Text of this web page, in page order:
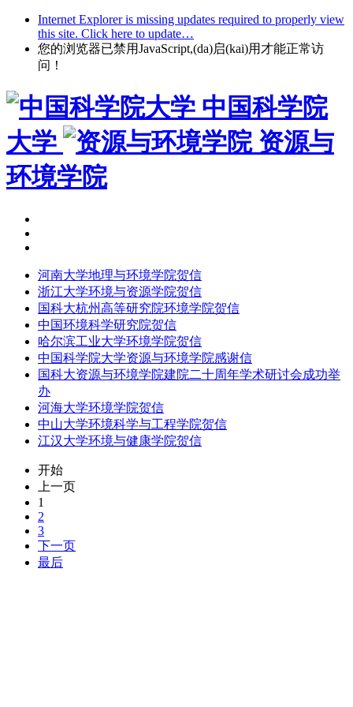
Internet Explorer is missing updates required to properly view
this site. Click here to update…
您的浏览器已禁用JavaScript,(da)启(kai)用才能正常访
问！
中国科学院
大学
资源与
环境学院
河南大学地理与环境学院贺信
浙江大学环境与资源学院贺信
国科大杭州高等研究院环境学院贺信
中国环境科学研究院贺信
哈尔滨工业大学环境学院贺信
中国科学院大学资源与环境学院感谢信
国科大资源与环境学院建院二十周年学术研讨会成功举
办
河海大学环境学院贺信
中山大学环境科学与工程学院贺信
江汉大学环境与健康学院贺信
开始
上一页
1
2
3
下一页
最后